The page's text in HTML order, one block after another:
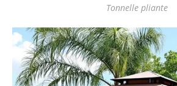
Tonnelle pliante